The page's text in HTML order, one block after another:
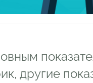
другие